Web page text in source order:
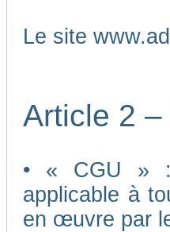
Le site
Article 2
• « CGU » :
applicable à
en œuvre par